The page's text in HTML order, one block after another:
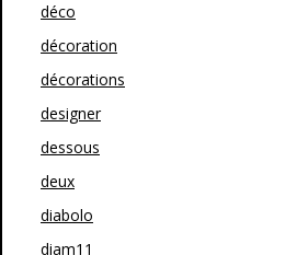
déco
décoration
décorations
designer
dessous
deux
diabolo
diam11